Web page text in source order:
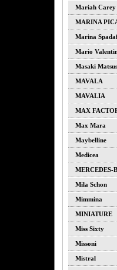
Mariah Carey
MARINA
Marina
Mario
Masaki
MAVALA
MAVALIA
MAX
Max Mara
Maybelline
Medicea
MERCEDES-
Mila Schon
Mimmina
MINIATURE
Miss Sixty
Missoni
Mistral